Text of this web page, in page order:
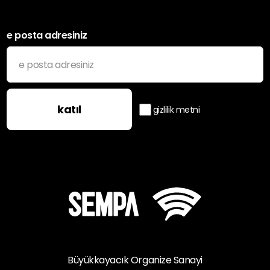
e posta adresiniz
katıl gizlilik metni
Büyükkayacık Organize Sanayi